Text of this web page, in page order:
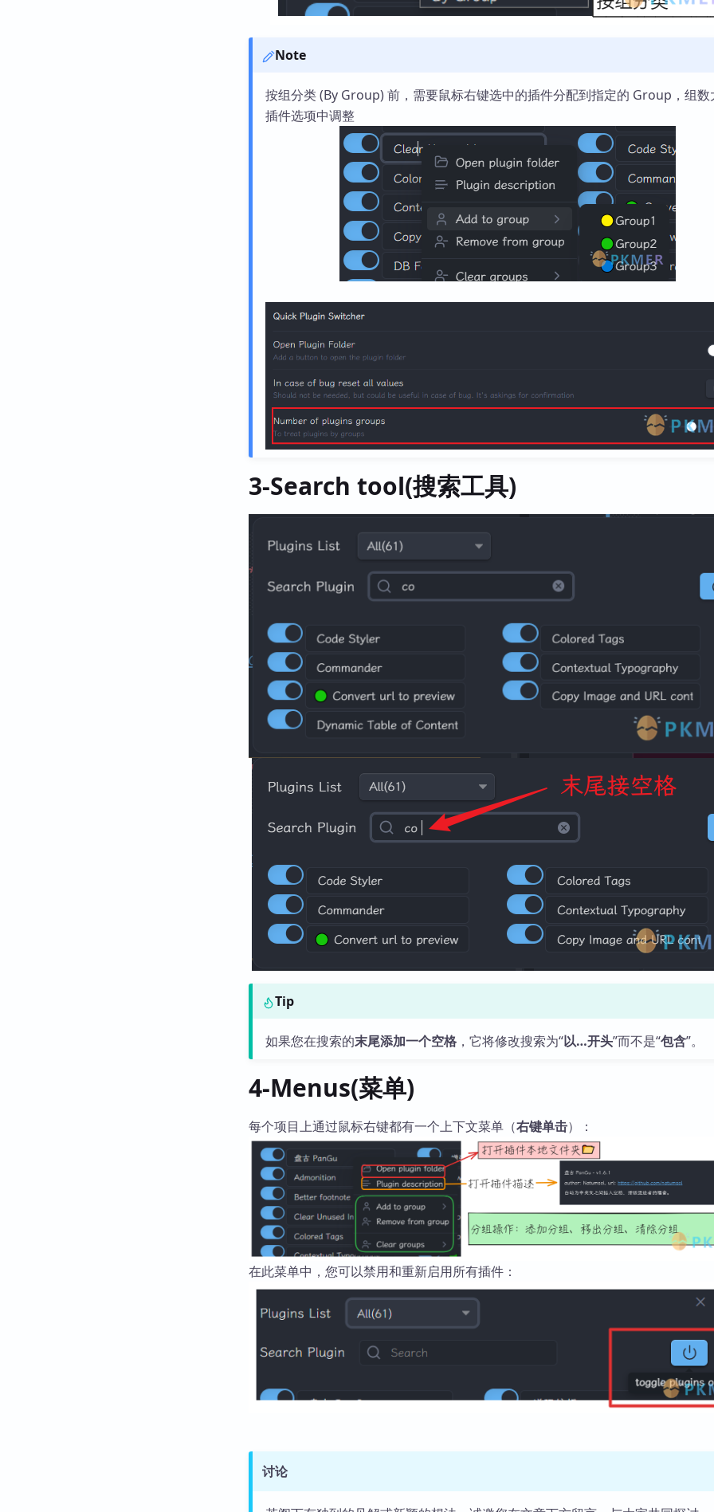
Note
按组分类 (By Group) 前，需要鼠标右键选中的插件分配到指定的 Group，组数
插件选项中调整
3-Search tool(搜索工具)
Tip
如果您在搜索的末尾添加一个空格，它将修改搜索为“以…开头”而不是“包含”。
4-Menus(菜单)
每个项目上通过鼠标右键都有一个上下文菜单（右键单击）：
在此菜单中，您可以禁用和重新启用所有插件：
讨论